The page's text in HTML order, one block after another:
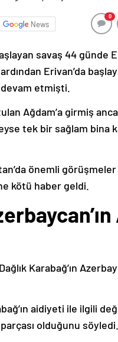
News
0
savaş 44 günde
Erivan’da
devam etmişti.
Ağdam’a girmiş
tek bir sağlam
önemli
kötü haber geldi.
Karabağ’ın
aidiyeti ile ilgili
olduğunu söyledi.